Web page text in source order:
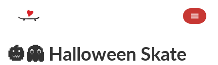
​🎃👻 Halloween Skate